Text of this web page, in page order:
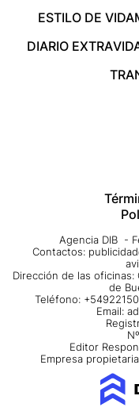
ESTILO DE VIDA
DIARIO EXTRA
Agencia DIB -
Contactos:
Dirección de las oficinas:
de
Teléfono:
Email:
Editor
Empresa